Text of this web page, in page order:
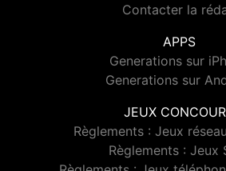
Contacter la
APPS
Generations sur
Generations sur
JEUX
Règlements : Jeux
Règlements : Jeux